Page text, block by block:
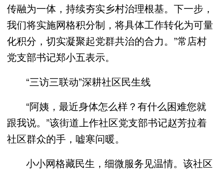
传融为一体，持续夯实乡村治理根基。下一步，
我们将实施网格积分制，将具体工作转化为可量
化积分，切实凝聚起党群共治的合力。”常店村
党支部书记郑小五表示。
“三访三联动”深耕社区民生线
“阿姨，最近身体怎么样？有什么困难您就
跟我说。”该街道上作社区党支部书记赵芳拉着
社区群众的手，嘘寒问暖。
小小网格藏民生，细微服务见温情。该社区